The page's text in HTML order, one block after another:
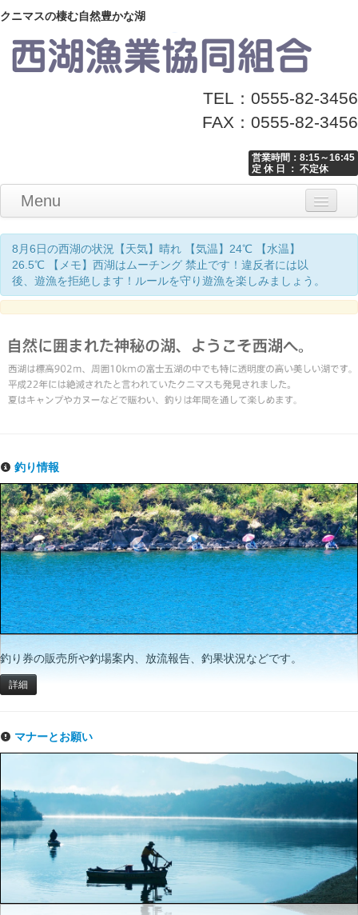
クニマスの棲む自然豊かな湖
TEL：0555-82-3456
FAX：0555-82-3456
営業時間：8:15～16:45
定 休 日 ： 不定休
Menu
Home
釣り情報
マナーとお願い
クニマス展示館
漁協からのお知らせ
お問い合わせ
8月6日の西湖の状況【天気】晴れ 【気温】24℃ 【水温】
26.5℃ 【メモ】西湖はムーチング 禁止です！違反者には以
後、遊漁を拒絶します！ルールを守り遊漁を楽しみましょう。
釣り情報
釣り券の販売所や釣場案内、放流報告、釣果状況などです。
詳細
マナーとお願い